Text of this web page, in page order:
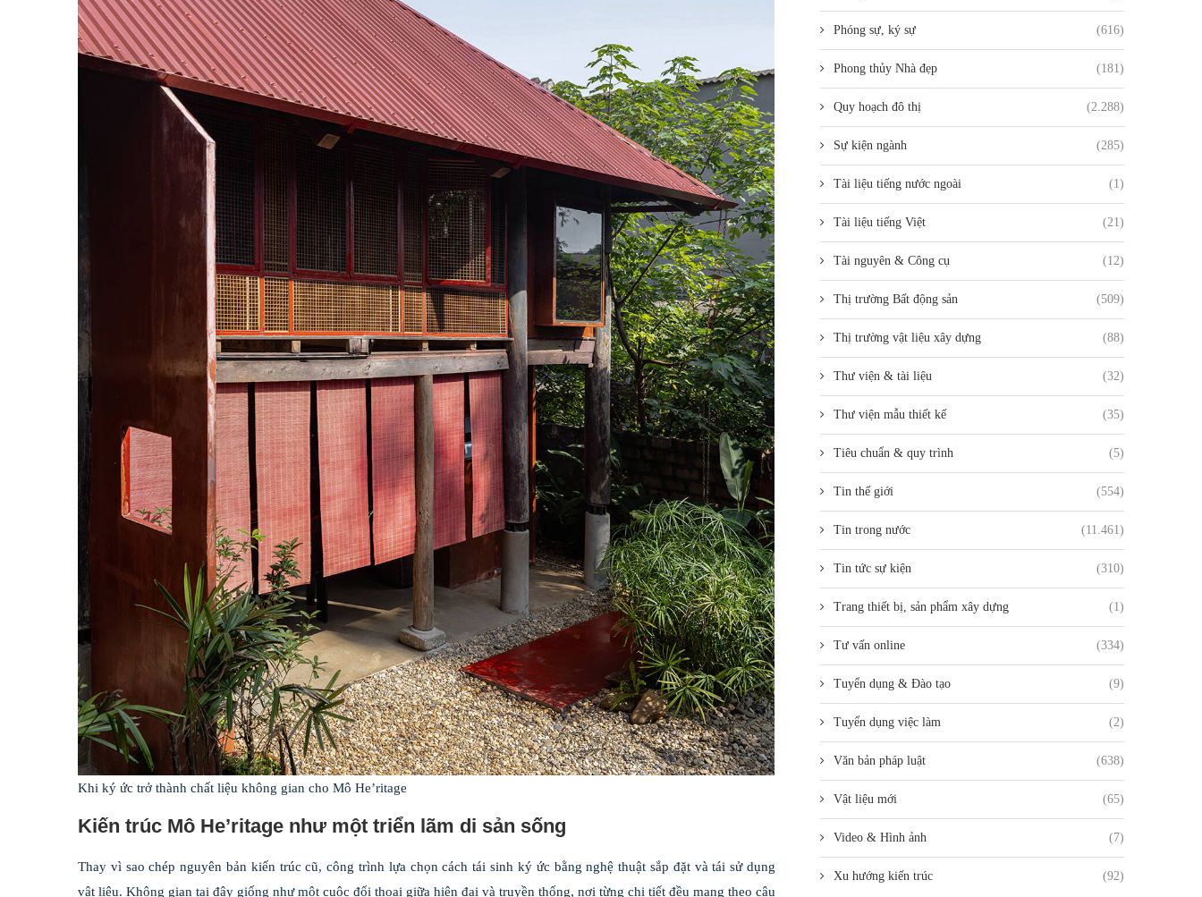
Khi ký ức trở thành chất liệu không gian cho Mô He’ritage
Kiến trúc Mô He’ritage như một triển lãm di sản sống
Thay vì sao chép nguyên bản kiến trúc cũ, công trình lựa chọn cách tái sinh ký ức bằng nghệ thuật sắp đặt và tái sử dụng
vật liệu. Không gian tại đây giống như một cuộc đối thoại giữa hiện đại và truyền thống, nơi từng chi tiết đều mang theo câu
Phóng sự, ký sự (616)
Phong thủy Nhà đẹp (181)
Quy hoạch đô thị (2.288)
Sự kiện ngành (285)
Tài liệu tiếng nước ngoài (1)
Tài liệu tiếng Việt (21)
Tài nguyên & Công cụ (12)
Thị trường Bất động sản (509)
Thị trường vật liệu xây dựng (88)
Thư viện & tài liệu (32)
Thư viện mẫu thiết kế (35)
Tiêu chuẩn & quy trình (5)
Tin thế giới (554)
Tin trong nước (11.461)
Tin tức sự kiện (310)
Trang thiết bị, sản phẩm xây dựng (1)
Tư vấn online (334)
Tuyển dụng & Đào tạo (9)
Tuyển dụng việc làm (2)
Văn bản pháp luật (638)
Vật liệu mới (65)
Video & Hình ảnh (7)
Xu hướng kiến trúc (92)